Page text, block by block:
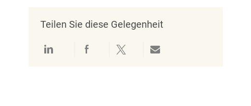
Teilen Sie diese Gelegenheit
Über LinkedIn teilenÜber Facebook teilen
Über Twitter teilenPer E-Mail teilen